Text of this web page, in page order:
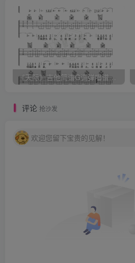
《天际》吉他简谱G调弹唱谱（姜玉阳）
评论 抢沙发
欢迎您留下宝贵的见解！